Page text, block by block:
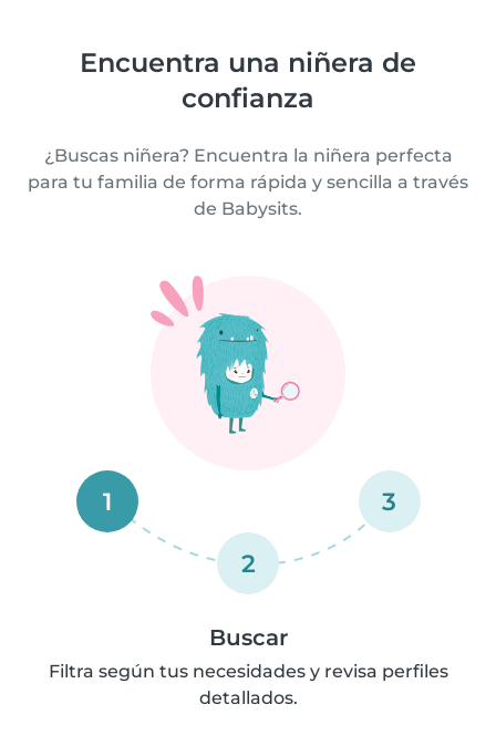
Encuentra una niñera de
confianza
¿Buscas niñera? Encuentra la niñera perfecta
para tu familia de forma rápida y sencilla a través
de Babysits.
1
2
3
Buscar
Filtra según tus necesidades y revisa perfiles
detallados.